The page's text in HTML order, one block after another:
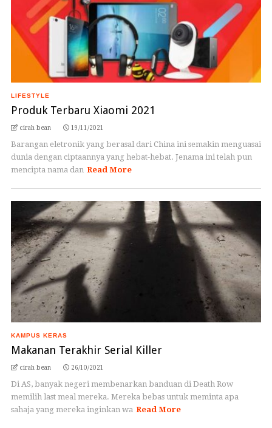
LIFESTYLE
Produk Terbaru Xiaomi 2021
cirah bean 19/11/2021
Barangan eletronik yang berasal dari China ini semakin menguasai
dunia dengan ciptaannya yang hebat-hebat. Jenama ini telah pun
mencipta nama dan Read More
KAMPUS KERAS
Makanan Terakhir Serial Killer
cirah bean 26/10/2021
Di AS, banyak negeri membenarkan banduan di Death Row
memilih last meal mereka. Mereka bebas untuk meminta apa
sahaja yang mereka inginkan wa Read More